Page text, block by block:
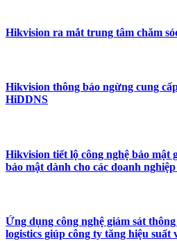
Hikvision ra mắt trung tâm chăm
Hikvision thông báo ngừng cung
HiDDNS
Hikvision tiết lộ công nghệ bảo mật
bảo mật dành cho các doanh
Ứng dụng công nghệ giám sát
logistics giúp công ty tăng hiệu suất